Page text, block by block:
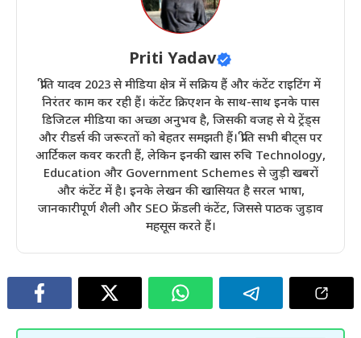
Priti Yadav
प्रीति यादव 2023 से मीडिया क्षेत्र में सक्रिय हैं और कंटेंट राइटिंग में
निरंतर काम कर रही हैं। कंटेंट क्रिएशन के साथ-साथ इनके पास
डिजिटल मीडिया का अच्छा अनुभव है, जिसकी वजह से ये ट्रेंड्स
और रीडर्स की जरूरतों को बेहतर समझती हैं। प्रीति सभी बीट्स पर
आर्टिकल कवर करती हैं, लेकिन इनकी खास रुचि Technology,
Education और Government Schemes से जुड़ी खबरों
और कंटेंट में है। इनके लेखन की खासियत है सरल भाषा,
जानकारीपूर्ण शैली और SEO फ्रेंडली कंटेंट, जिससे पाठक जुड़ाव
महसूस करते हैं।